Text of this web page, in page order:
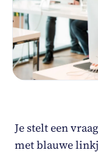
Je stelt een
met blauwe